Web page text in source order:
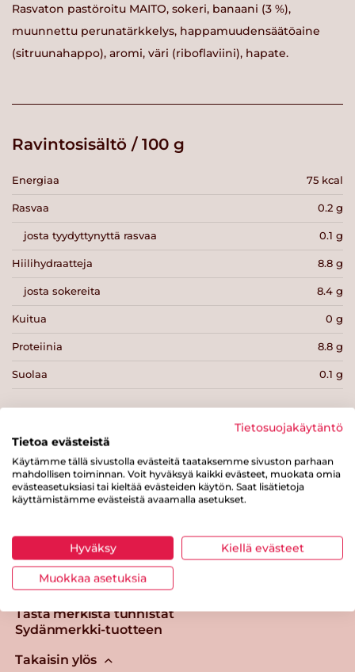
Rasvaton pastöroitu MAITO, sokeri, banaani (3 %),
muunnettu perunatärkkelys, happamuudensäätöaine
(sitruunahappo), aromi, väri (riboflaviini), hapate.
Ravintosisältö / 100 g
Energiaa 75 kcal
Rasvaa 0.2 g
josta tyydyttynyttä rasvaa 0.1 g
Hiilihydraatteja 8.8 g
josta sokereita 8.4 g
Kuitua 0 g
Proteiinia 8.8 g
Suolaa 0.1 g
Tulosta sivu Jaa tuote
Tästä merkistä tunnistat
Sydänmerkki-tuotteen
Takaisin ylös
Tietosuojakäytäntö
Tietoa evästeistä
Käytämme tällä sivustolla evästeitä taataksemme sivuston parhaan
mahdollisen toiminnan. Voit hyväksyä kaikki evästeet, muokata omia
evästeasetuksiasi tai kieltää evästeiden käytön. Saat lisätietoja
käyttämistämme evästeistä avaamalla asetukset.
Hyväksy Kiellä evästeet
Muokkaa asetuksia